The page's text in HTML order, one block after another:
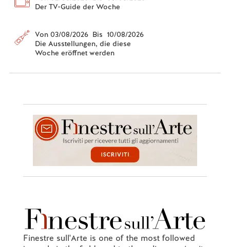
Der TV-Guide der Woche
Von 03/08/2026 Bis 10/08/2026
Die Ausstellungen, die diese
Woche eröffnet werden
Finestre sull'Arte is one of the most followed